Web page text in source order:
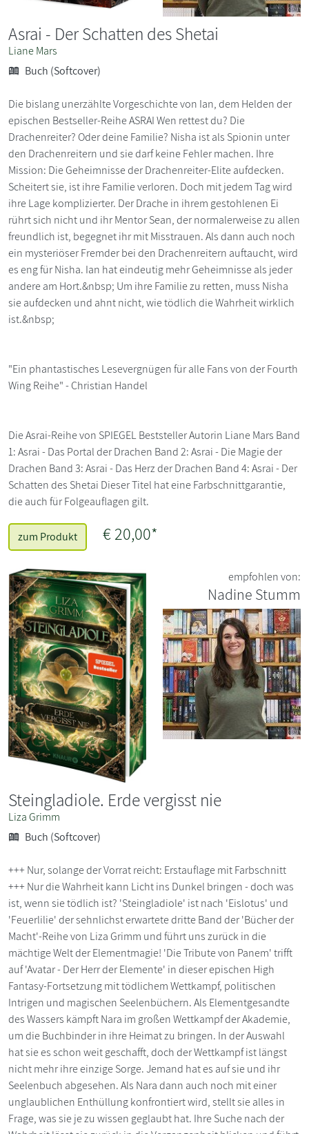
Asrai - Der Schatten des Shetai
Liane Mars
Buch (Softcover)
Die bislang unerzählte Vorgeschichte von Ian, dem Helden der
epischen Bestseller-Reihe ASRAI Wen rettest du? Die
Drachenreiter? Oder deine Familie? Nisha ist als Spionin unter
den Drachenreitern und sie darf keine Fehler machen. Ihre
Mission: Die Geheimnisse der Drachenreiter-Elite aufdecken.
Scheitert sie, ist ihre Familie verloren. Doch mit jedem Tag wird
ihre Lage komplizierter. Der Drache in ihrem gestohlenen Ei
rührt sich nicht und ihr Mentor Sean, der normalerweise zu allen
freundlich ist, begegnet ihr mit Misstrauen. Als dann auch noch
ein mysteriöser Fremder bei den Drachenreitern auftaucht, wird
es eng für Nisha. Ian hat eindeutig mehr Geheimnisse als jeder
andere am Hort.&nbsp; Um ihre Familie zu retten, muss Nisha
sie aufdecken und ahnt nicht, wie tödlich die Wahrheit wirklich
ist.&nbsp;
"Ein phantastisches Lesevergnügen für alle Fans von der Fourth
Wing Reihe" - Christian Handel
Die Asrai-Reihe von SPIEGEL Beststeller Autorin Liane Mars Band
1: Asrai - Das Portal der Drachen Band 2: Asrai - Die Magie der
Drachen Band 3: Asrai - Das Herz der Drachen Band 4: Asrai - Der
Schatten des Shetai Dieser Titel hat eine Farbschnittgarantie,
die auch für Folgeauflagen gilt.
zum Produkt € 20,00*
empfohlen von:
Nadine Stumm
Steingladiole. Erde vergisst nie
Liza Grimm
Buch (Softcover)
+++ Nur, solange der Vorrat reicht: Erstauflage mit Farbschnitt
+++ Nur die Wahrheit kann Licht ins Dunkel bringen - doch was
ist, wenn sie tödlich ist? 'Steingladiole' ist nach 'Eislotus' und
'Feuerlilie' der sehnlichst erwartete dritte Band der 'Bücher der
Macht'-Reihe von Liza Grimm und führt uns zurück in die
mächtige Welt der Elementmagie! 'Die Tribute von Panem' trifft
auf 'Avatar - Der Herr der Elemente' in dieser epischen High
Fantasy-Fortsetzung mit tödlichem Wettkampf, politischen
Intrigen und magischen Seelenbüchern. Als Elementgesandte
des Wassers kämpft Nara im großen Wettkampf der Akademie,
um die Buchbinder in ihre Heimat zu bringen. In der Auswahl
hat sie es schon weit geschafft, doch der Wettkampf ist längst
nicht mehr ihre einzige Sorge. Jemand hat es auf sie und ihr
Seelenbuch abgesehen. Als Nara dann auch noch mit einer
unglaublichen Enthüllung konfrontiert wird, stellt sie alles in
Frage, was sie je zu wissen geglaubt hat. Ihre Suche nach der